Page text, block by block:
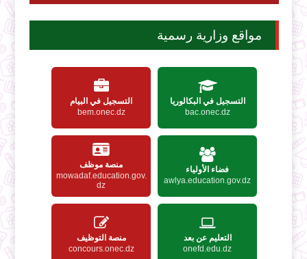
مواقع وزارية رسمية
التسجيل في البكالوريا
bac.onec.dz
التسجيل في البيام
bem.onec.dz
فضاء الأولياء
awlya.education.gov.dz
منصة موظف
mowadaf.education.gov.
dz
التعليم عن بعد
onefd.edu.dz
منصة التوظيف
concours.onec.dz